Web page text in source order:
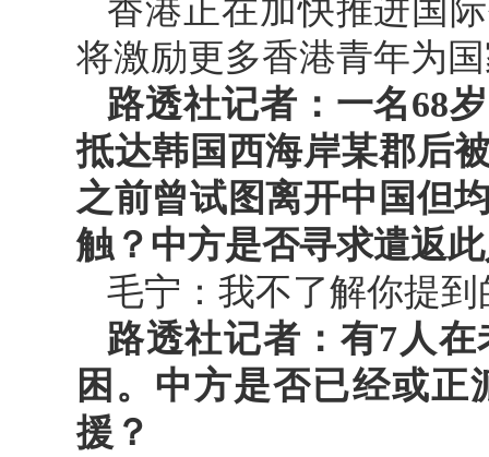
香港正在加快推进国
将激励更多香港青年为
路透社记者：一名68
抵达韩国西海岸某郡后
之前曾试图离开中国但
触？中方是否寻求遣返
毛宁：我不了解你提到
路透社记者：有7人
困。中方是否已经或
援？